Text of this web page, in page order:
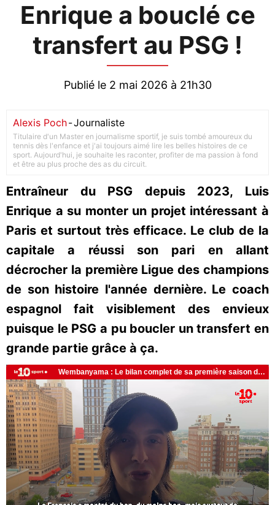
Enrique a bouclé ce
transfert au PSG !
Publié le 2 mai 2026 à 21h30
Alexis Poch-Journaliste
Titulaire d'un Master en journalisme sportif, je suis tombé amoureux du
tennis dès l'enfance et j'ai toujours aimé lire les belles histoires de ce
sport. Aujourd'hui, je souhaite les raconter, profiter de ma passion à fond
et être au plus proche des as du circuit.
Entraîneur du PSG depuis 2023, Luis
Enrique a su monter un projet intéressant à
Paris et surtout très efficace. Le club de la
capitale a réussi son pari en allant
décrocher la première Ligue des champions
de son histoire l'année dernière. Le coach
espagnol fait visiblement des envieux
puisque le PSG a pu boucler un transfert en
grande partie grâce à ça.